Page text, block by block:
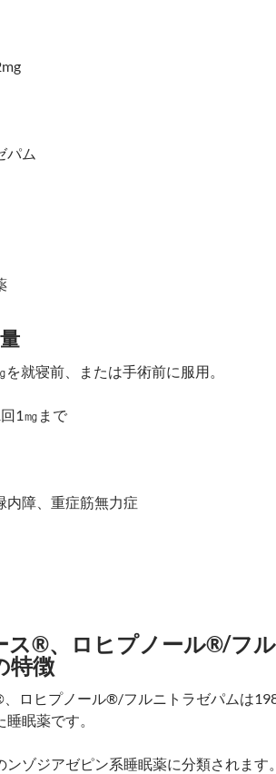
パム
を就寝前、または手術前に服用。
1㎎まで
内障、重症筋無力症
ス®、ロヒプノール®/フ
特徴
ロヒプノール®/フルニトラゼパムは
眠薬です。
ンゾジアゼピン系睡眠薬に分類されます